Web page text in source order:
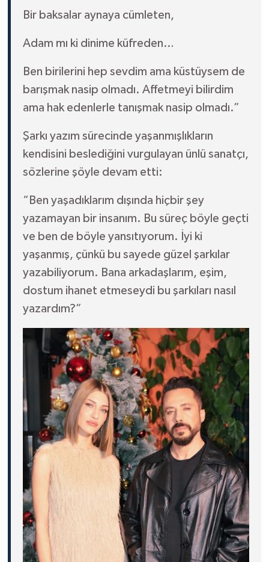
Bir baksalar aynaya cümleten,
Adam mı ki dinime küfreden…
Ben birilerini hep sevdim ama küstüysem de
barışmak nasip olmadı. Affetmeyi bilirdim
ama hak edenlerle tanışmak nasip olmadı.”
Şarkı yazım sürecinde yaşanmışlıkların
kendisini beslediğini vurgulayan ünlü sanatçı,
sözlerine şöyle devam etti:
“Ben yaşadıklarım dışında hiçbir şey
yazamayan bir insanım. Bu süreç böyle geçti
ve ben de böyle yansıtıyorum. İyi ki
yaşanmış, çünkü bu sayede güzel şarkılar
yazabiliyorum. Bana arkadaşlarım, eşim,
dostum ihanet etmeseydi bu şarkıları nasıl
yazardım?”